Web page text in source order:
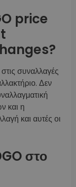
price
συναλλαγές
Δεν
και η
και αυτές οι
στο